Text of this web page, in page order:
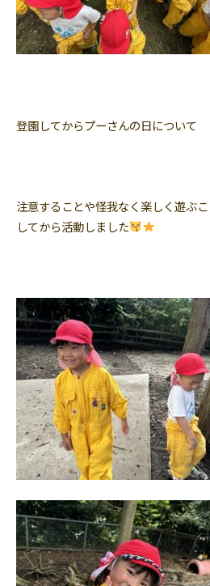
登園してからプーさんの日について
注意することや怪我なく楽しく遊ぶ
してから活動しました